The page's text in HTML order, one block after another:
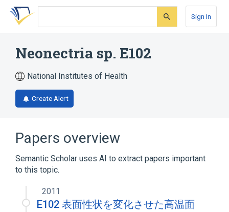
Skip
search
Skip
Skip
account
Sign In
Neonectria sp. E102
National Institutes of Health
Create Alert
Papers overview
Semantic Scholar uses AI to extract papers important
to this topic.
2011
E102 表面性状を変化させた高温面